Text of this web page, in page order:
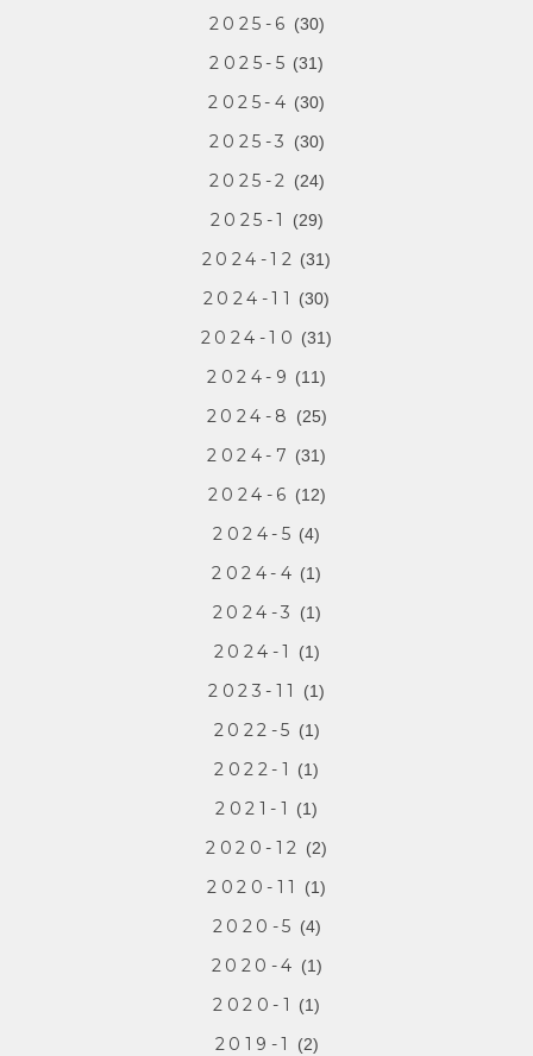
2025-6 (30)
2025-5 (31)
2025-4 (30)
2025-3 (30)
2025-2 (24)
2025-1 (29)
2024-12 (31)
2024-11 (30)
2024-10 (31)
2024-9 (11)
2024-8 (25)
2024-7 (31)
2024-6 (12)
2024-5 (4)
2024-4 (1)
2024-3 (1)
2024-1 (1)
2023-11 (1)
2022-5 (1)
2022-1 (1)
2021-1 (1)
2020-12 (2)
2020-11 (1)
2020-5 (4)
2020-4 (1)
2020-1 (1)
2019-1 (2)